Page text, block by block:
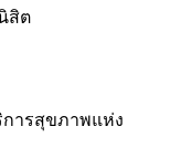
สิต
ารสุขภาพแห่ง